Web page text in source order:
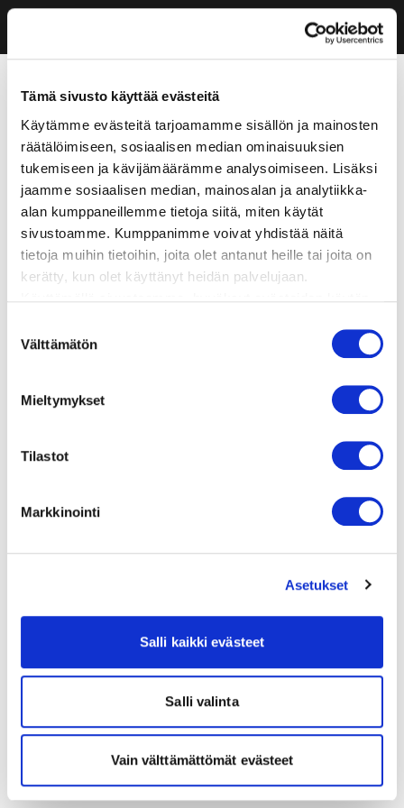
Tämä sivusto käyttää evästeitä
Käytämme evästeitä tarjoamamme sisällön ja mainosten
räätälöimiseen, sosiaalisen median ominaisuuksien
tukemiseen ja kävijämäärämme analysoimiseen. Lisäksi
jaamme sosiaalisen median, mainosalan ja analytiikka-
alan kumppaneillemme tietoja siitä, miten käytät
sivustoamme. Kumppanimme voivat yhdistää näitä
tietoja muihin tietoihin, joita olet antanut heille tai joita on
kerätty, kun olet käyttänyt heidän palvelujaan.
valinta
Välttämätön
Mieltymykset
Tilastot
Markkinointi
Asetukset
Salli kaikki evästeet
Salli valinta
Vain välttämättömät evästeet